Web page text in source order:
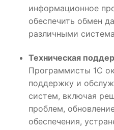
информационное
обеспечить обмен
различными
Техническая
Программисты 1С
поддержку и
систем, включая
проблем,
обеспечения,